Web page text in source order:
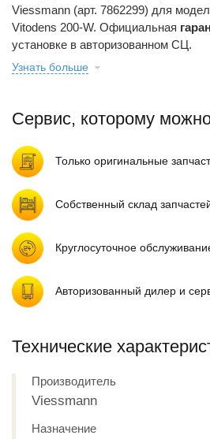
Viessmann (арт. 7862299) для
Vitodens 200-W. Официальная
установке в авторизованном СЦ.
Узнать больше
Сервис, которому
Только оригинальные
Собственный склад
Круглосуточное
Авторизованный дилер и
Технические
Производитель
Viessmann
Назначение